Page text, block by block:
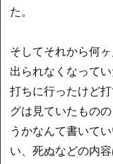
た。
そしてそれから何
出られなくなって
打ちに行ったけど
グは見ていたもの
うかなんて書いて
い、死ぬなどの内